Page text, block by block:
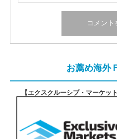
お薦め海外
【エクスクルーシブ・マーケット